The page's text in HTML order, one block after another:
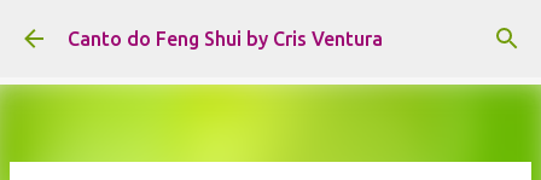
Pular para o conteúdo principal
Canto do Feng Shui by Cris Ventura